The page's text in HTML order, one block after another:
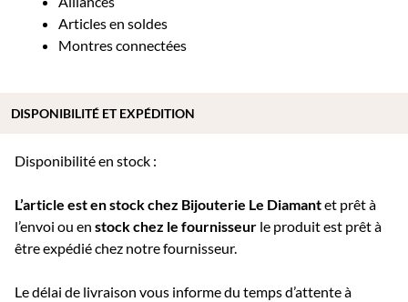
Articles en soldes
Montres connectées
Disponibilité en stock :
L’article est en stock chez Bijouterie Le Diamantet prêt à
l’envoi ou en stock chez le fournisseur le produit est prêt à
être expédié chez notre fournisseur.
Le délai de livraison vous informe du temps d’attente à
DISPONIBILITÉ ET EXPÉDITION